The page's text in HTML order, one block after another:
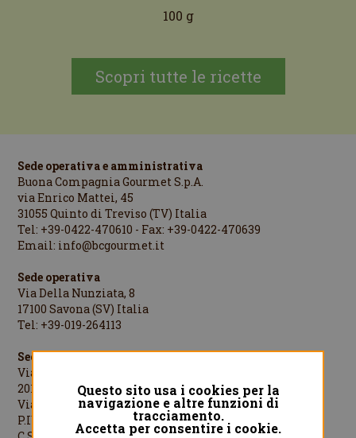
100 g
Scopri tutte le ricette
Sede operativa e amministrativa
Buona Compagnia Gourmet S.p.A.
via Enrico Mattei, 45
31055 Quinto di Treviso (TV) Italia
Tel: +39-0422-470610 - Fax: +39-0422-470639
Email: info@bcgourmet.it
Sede operativa
Via Della Nunziata, 8
17100 Savona (SV) Italia
Tel: +39-019-264113
Sede legale
Via Cesare Cantù, 1
20123 Milano (MI) Italia
Via Cesare Cantù, 1 - 20123 Milano Italia
P.IVA/C.F./R.I.MI: 08442060961
Questo sito usa i cookies per la
navigazione e altre funzioni di
tracciamento.
Accetta per consentire i cookie.